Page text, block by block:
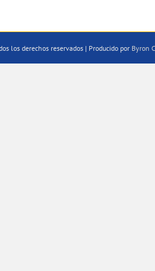
los derechos reservados | Producido por Byron